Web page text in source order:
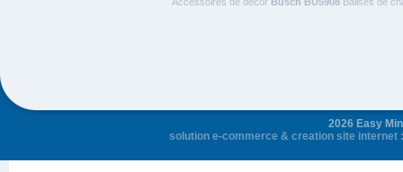
2026 Easy
solution e-commerce & creation site internet